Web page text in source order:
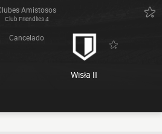
Amistosos
Club Friendlies 4
Cancelado
Wisła II